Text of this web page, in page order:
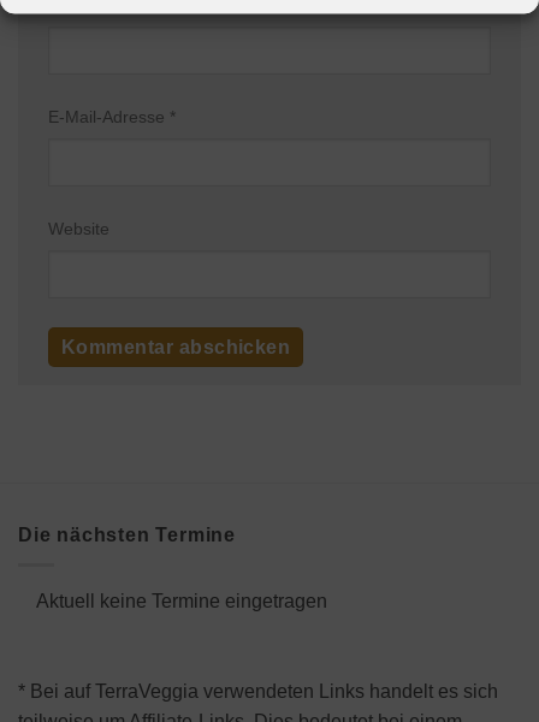
E-Mail-Adresse *
Website
Die nächsten Termine
Aktuell keine Termine eingetragen
* Bei auf TerraVeggia verwendeten Links handelt es sich